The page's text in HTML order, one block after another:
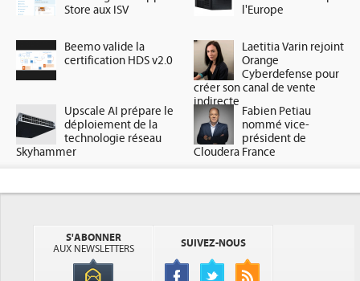
Store aux ISV
l'Europe
Beemo valide la
certification HDS v2.0
Laetitia Varin rejoint
Orange
Cyberdefense pour
créer son canal de vente
indirecte
Upscale AI prépare le
déploiement de la
technologie réseau
Skyhammer
Fabien Petiau
nommé vice-
président de
Cloudera France
S'ABONNER
AUX NEWSLETTERS
SUIVEZ-NOUS